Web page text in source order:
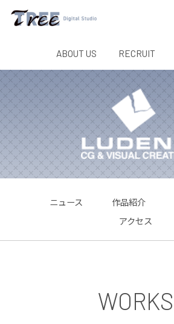
ABOUT US RECRUIT
ニュース 作品紹介
アクセス
WORKS